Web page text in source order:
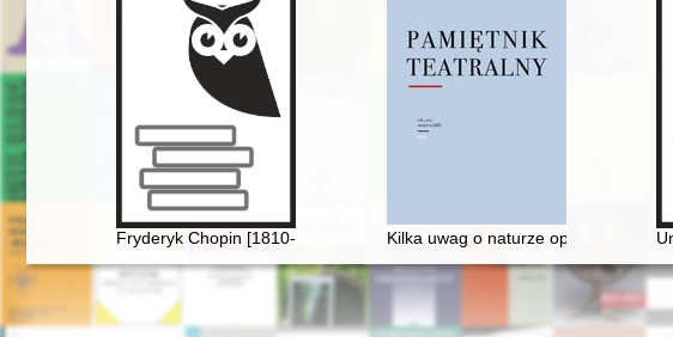
Fryderyk Chopin [1810-1949] wśród Polaków na obczyźnie
Kilka uwag o naturze opery, czyli